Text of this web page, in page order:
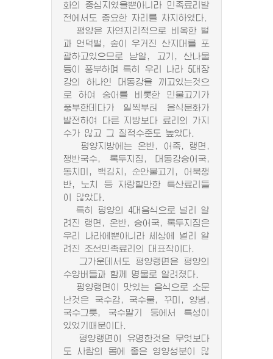
화의 중심지였을뿐아니라 민족료리발
전에서도 중요한 자리를 차지하였다.
평양은 자연지리적으로 비옥한 벌
과 언덕벌, 숲이 우거진 산지대를 포
괄하고있으므로 낟알, 고기, 산나물
등이 풍부하며 특히 우리 나라 5대장
강의 하나인 대동강을 끼고있는것으
로 하여 숭어를 비롯한 민물고기가
풍부한데다가 일찍부터 음식문화가
발전하여 다른 지방보다 료리의 가지
수가 많고 그 질적수준도 높았다.
평양지방에는 온반, 어죽, 랭면,
쟁반국수, 록두지짐, 대동강숭어국,
동치미, 백김치, 순안불고기, 어북쟁
반, 노치 등 자랑할만한 특산료리들
이 많았다.
특히 평양의 4대음식으로 널리 알
려진 랭면, 온반, 숭어국, 록두지짐은
우리 나라에뿐아니라 세상에 널리 알
려진 조선민족료리의 대표작이다.
그가운데서도 평양랭면은 평양의
수양버들과 함께 명물로 알려졌다.
평양랭면이 맛있는 음식으로 소문
난것은 국수감, 국수물, 꾸미, 양념,
국수그릇, 국수말기 등에서 특성이
있었기때문이다.
평양랭면이 유명한것은 무엇보다
도 사람의 몸에 좋은 영양성분이 많